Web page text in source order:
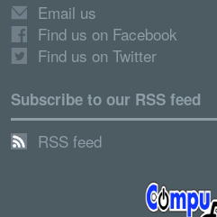
Email us
Find us on Facebook
Find us on Twitter
Subscribe to our RSS feed
RSS feed